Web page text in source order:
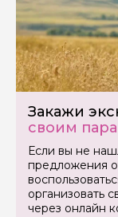
Закажи
своим
Если вы не
предложения
организовать
через онлайн